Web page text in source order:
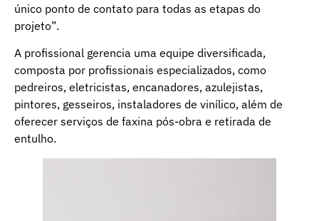
único ponto de contato para todas as etapas do
projeto”.
A profissional gerencia uma equipe diversificada,
composta por profissionais especializados, como
pedreiros, eletricistas, encanadores, azulejistas,
pintores, gesseiros, instaladores de vinílico, além de
oferecer serviços de faxina pós-obra e retirada de
entulho.